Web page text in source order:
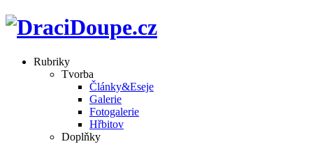
Rubriky
Tvorba
Články&Eseje
Galerie
Fotogalerie
Hřbitov
Doplňky